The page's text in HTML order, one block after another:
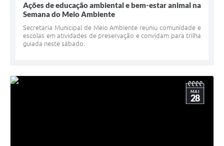
Ações de educação ambiental e bem-estar animal na
Semana do Meio Ambiente
Secretaria Municipal de Meio Ambiente reuniu comunidade e
escolas em atividades de preservação e convidam para trilha
guiada neste sábado.
MAI
28